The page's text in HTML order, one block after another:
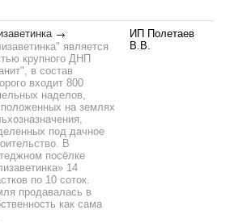
является
крупного ДНП
в состав
входит 800
наделов,
на землях
под дачное
В
посёлке
14
по 10 соток.
продавалась в
как сама
ИП Полетаев
В.В.